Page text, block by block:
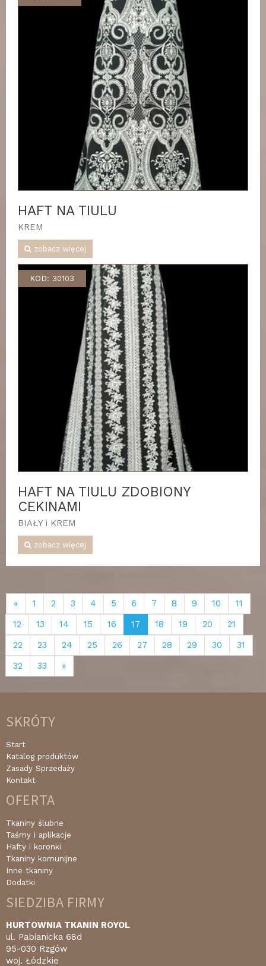
HAFT NA TIULU
KREM
zobacz więcej
KOD: 30103
HAFT NA TIULU ZDOBIONY
CEKINAMI
BIAŁY i KREM
zobacz więcej
« 1 2 3 4 5 6 7 8 9 10
11
12
13 14 15 16 17 18 19 20
21
22
23 24 25 26 27 28 29 30
31
32
33 »
SKRÓTY
Start
Katalog produktów
Zasady Sprzedaży
Kontakt
OFERTA
Tkaniny ślubne
Taśmy i aplikacje
Hafty i koronki
Tkaniny komunijne
Inne tkaniny
Dodatki
SIEDZIBA FIRMY
HURTOWNIA TKANIN ROYOL
ul. Pabianicka 68d
95-030 Rzgów
woj. Łódzkie